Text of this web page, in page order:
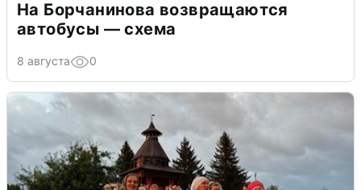
На Борчанинова возвращаются
автобусы — схема
8 августа 0